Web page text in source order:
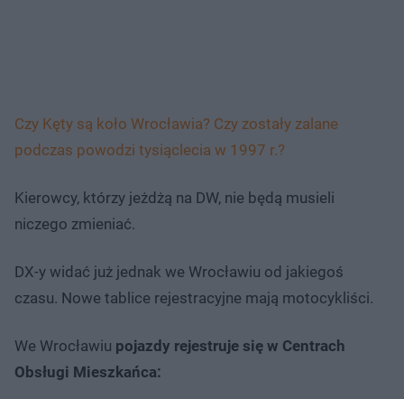
Czy Kęty są koło Wrocławia? Czy zostały zalane
podczas powodzi tysiąclecia w 1997 r.?
Kierowcy, którzy jeżdżą na DW, nie będą musieli
niczego zmieniać.
DX-y widać już jednak we Wrocławiu od jakiegoś
czasu. Nowe tablice rejestracyjne mają motocykliści.
We Wrocławiu pojazdy rejestruje się w Centrach
Obsługi Mieszkańca: